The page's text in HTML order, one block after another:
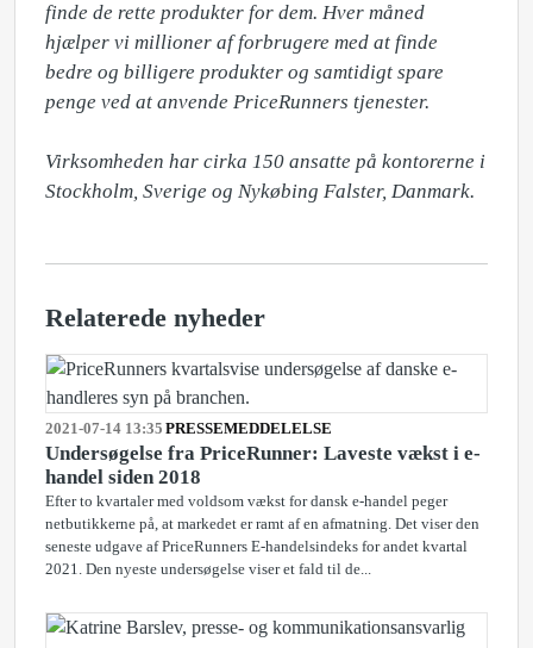
finde de rette produkter for dem. Hver måned
hjælper vi millioner af forbrugere med at finde
bedre og billigere produkter og samtidigt spare
penge ved at anvende PriceRunners tjenester.
Virksomheden har cirka 150 ansatte på kontorerne i
Stockholm, Sverige og Nykøbing Falster, Danmark.
Relaterede nyheder
2021-07-14 13:35 PRESSEMEDDELELSE
Undersøgelse fra PriceRunner: Laveste vækst i e-
handel siden 2018
Efter to kvartaler med voldsom vækst for dansk e-handel peger
netbutikkerne på, at markedet er ramt af en afmatning. Det viser den
seneste udgave af PriceRunners E-handelsindeks for andet kvartal
2021. Den nyeste undersøgelse viser et fald til de...